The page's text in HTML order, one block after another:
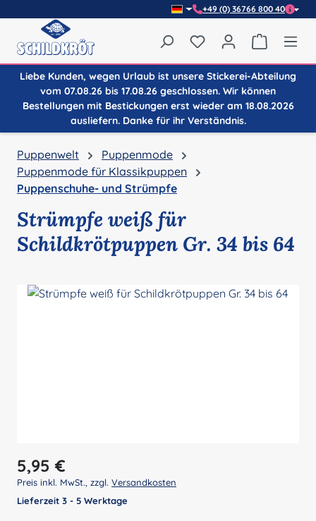
+49 (0) 36766 800 40
Du hast 0 Produkte
Liebe Kunden, wegen Urlaub ist unsere Stickerei-Abteilung
vom 07.08.26 bis 17.08.26 geschlossen. Wir können
Bestellungen mit Bestickungen erst wieder am 18.08.2026
ausliefern. Danke für ihr Verständnis.
Puppenwelt
Puppenmode
Puppenmode für Klassikpuppen
Puppenschuhe- und Strümpfe
Strümpfe weiß für
Schildkrötpuppen Gr. 34 bis 64
Regulärer Preis:
5,95 €
Preis inkl. MwSt., zzgl. Versandkosten
Lieferzeit 3 - 5 Werktage